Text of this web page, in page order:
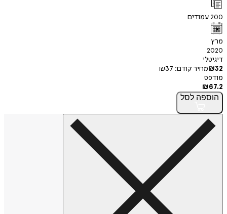
200עמודים
מרץ
2020
דיגיטלי
₪32 מחיר קודם: ₪37
מודפס
₪67.2
הוספה לסל